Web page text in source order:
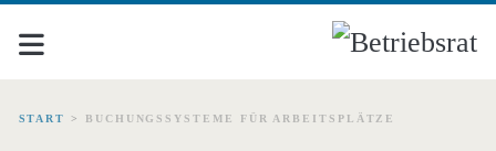
START > BUCHUNGSSYSTEME FÜR ARBEITSPLÄTZE